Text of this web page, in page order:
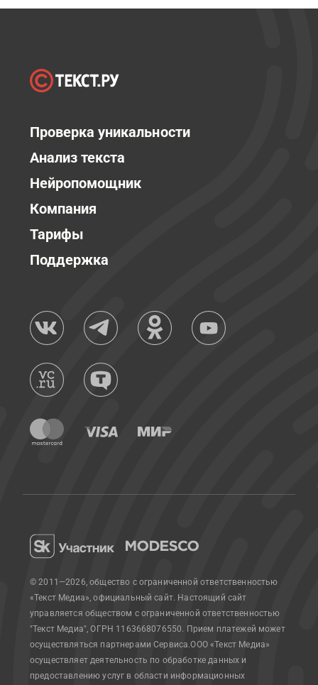
Проверка уникальности
Анализ текста
Нейропомощник
Компания
Тарифы
Поддержка
© 2011—2026, общество с ограниченной ответственностью
«Текст Медиа», официальный сайт. Настоящий сайт
управляется обществом с ограниченной ответственностью
"Текст Медиа", ОГРН 1163668076550. Прием платежей может
осуществляться партнерами Сервиса.ООО «Текст Медиа»
осуществляет деятельность по обработке данных и
предоставлению услуг в области информационных